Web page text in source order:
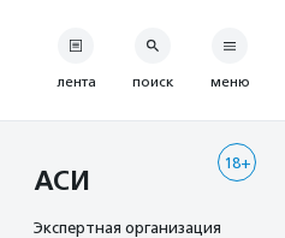
лента поиск меню
18+
АСИ
Экспертная организация